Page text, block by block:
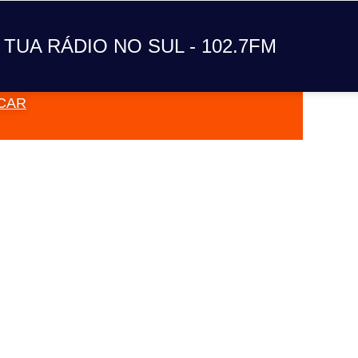
TUA RÁDIO NO SUL - 102.7FM
A TUA RÁDIO NO SUL